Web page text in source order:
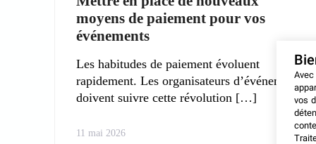
moyens de paiement pour vos
événements
Les habitudes de paiement évoluent
rapidement. Les organisateurs d’événements
doivent suivre cette révolution
11 mai 2026
vos